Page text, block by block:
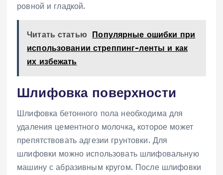
ровной и гладкой.
Читать статью Популярные ошибки при
использовании стреппинг-ленты и как
их избежать
Шлифовка поверхности
Шлифовка бетонного пола необходима для
удаления цементного молочка, которое может
препятствовать адгезии грунтовки. Для
шлифовки можно использовать шлифовальную
машину с абразивным кругом. После шлифовки